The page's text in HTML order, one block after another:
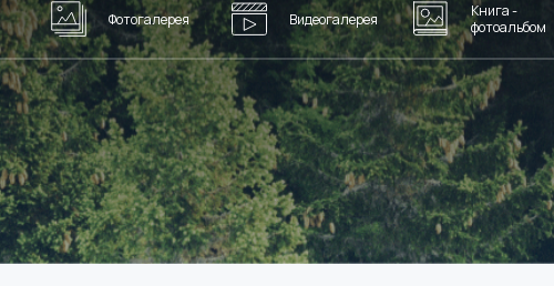
Фотогалерея Видеогалерея
Книга -
фотоальбом